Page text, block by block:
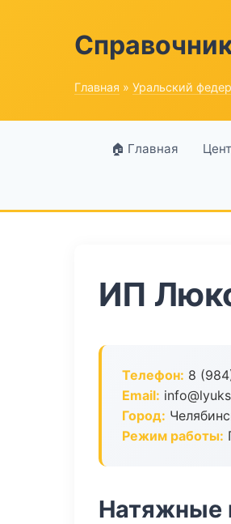
Главная » Уральский
🏠 Главная
ИП
Телефон: 8
Email:
Город:
Режим работы:
Натяжные